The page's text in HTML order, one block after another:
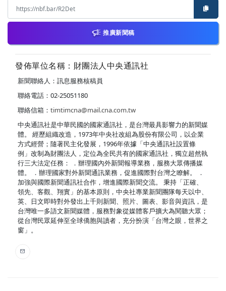
推廣新聞稿
發佈單位名稱：財團法人中央通訊社
新聞聯絡人：訊息服務核稿員
聯絡電話：02-25051180
聯絡信箱： timtimcna@mail.cna.com.tw
中央通訊社是中華民國的國家通訊社，是台灣最具影響力的新聞媒
體。 經歷組織改造，1973年中央社改組為股份有限公司，以企業
方式經營；隨著民主化發展，1996年依據「中央通訊社設置條
例」改制為財團法人，定位為全民共有的國家通訊社，獨立超然執
行三大法定任務： ．辦理國內外新聞報導業務，服務大眾傳播媒
體。 ．辦理國家對外新聞通訊業務，促進國際對台灣之瞭解。 ．
加強與國際新聞通訊社合作，增進國際新聞交流。 秉持「正確、
領先、客觀、翔實」的基本原則，中央社專業新聞團隊每天以中、
英、日文即時對外發出上千則新聞、照片、圖表、影音與資訊，是
台灣唯一多語文新聞媒體，服務對象從媒體客戶擴大為閱聽大眾；
從台灣民眾延伸至全球僑胞與讀者，充分扮演「台灣之眼，世界之
窗」。